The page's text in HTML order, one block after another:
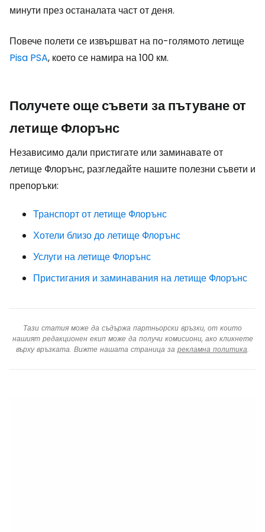
минути през останалата част от деня.
Повече полети се извършват на по-голямото летище
Pisa PSA, което се намира на 100 км.
Получете още съвети за пътуване от
летище Флорънс
Независимо дали пристигате или заминавате от
летище Флорънс, разгледайте нашите полезни съвети и
препоръки:
Транспорт от летище Флорънс
Хотели близо до летище Флорънс
Услуги на летище Флорънс
Пристигания и заминавания на летище Флорънс
Тази статия може да съдържа партньорски връзки, от които
нашият редакционен екип може да получи комисиони, ако кликнете
върху връзката. Вижте нашата страница за рекламна политика.